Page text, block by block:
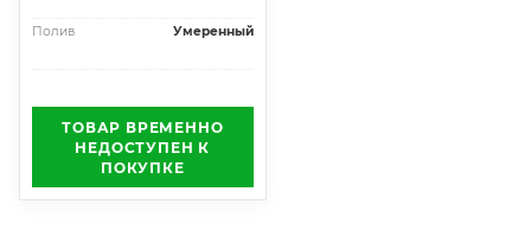
Полив Умеренный
ТОВАР ВРЕМЕННО
НЕДОСТУПЕН К
ПОКУПКЕ